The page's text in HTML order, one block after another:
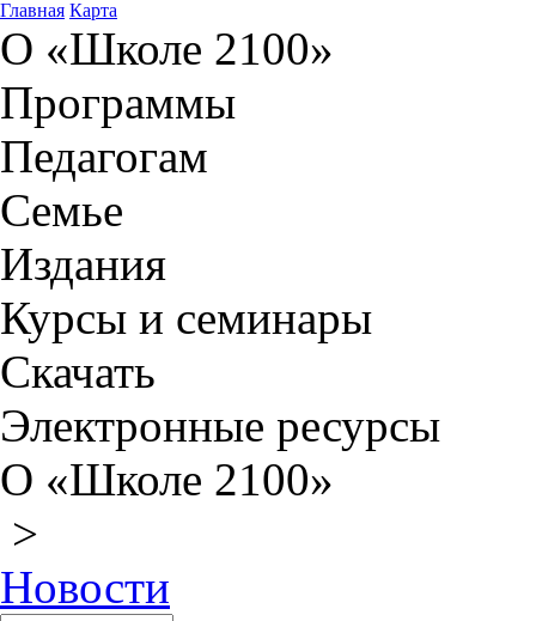
Главная Карта
О «Школе 2100»
Программы
Педагогам
Семье
Издания
Курсы и семинары
Скачать
Электронные ресурсы
О «Школе 2100»
>
Новости